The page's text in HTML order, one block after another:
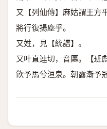
又【列仙傳】麻姑謂王方
將行復揚塵乎。
又姓，見【統譜】。
又叶直連切，音廛。【班
飮予馬兮洹泉。朝露漸予